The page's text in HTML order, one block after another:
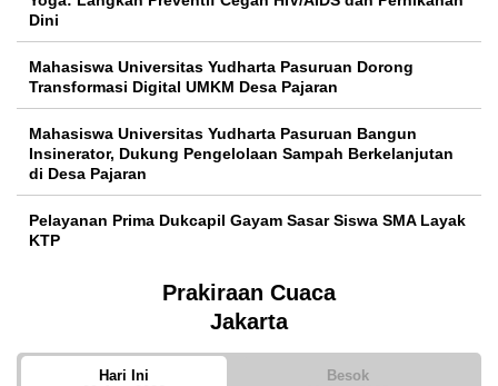
Dini
Mahasiswa Universitas Yudharta Pasuruan Dorong
Transformasi Digital UMKM Desa Pajaran
Mahasiswa Universitas Yudharta Pasuruan Bangun
Insinerator, Dukung Pengelolaan Sampah Berkelanjutan
di Desa Pajaran
Pelayanan Prima Dukcapil Gayam Sasar Siswa SMA Layak
KTP
Prakiraan Cuaca
Jakarta
Hari Ini
Besok